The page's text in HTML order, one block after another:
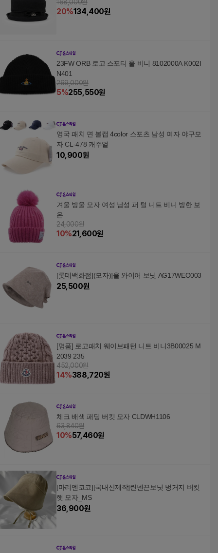
168,000원
20%134,400원
23FW ORB 로고 스포티 울 비니 8102000A K002I
N401
269,000원
5%255,550원
영국 패치 면 볼캡 4color 스포츠 남성 여자 야구모
자 CL-478 캐주얼
10,900원
겨울 방울 모자 여성 남성 퍼 털 니트 비니 방한 보
온
24,000원
10%21,600원
[롯데백화점](모자)]울 와이어 보닛 AG17WEO003
25,500원
[명품] 로고패치 웨이브패턴 니트 비니3B00025 M
2039 235
452,000원
14%388,720원
체크 배색 패딩 버킷 모자 CLDWH1106
63,840원
10%57,460원
[마리엔코코][국내산제작]린넨끈보닛 벙거지 버킷
햇 모자_MS
36,900원